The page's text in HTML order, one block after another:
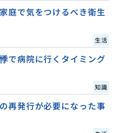
庭で気をつけるべき衛生
生活
で病院に行くタイミング
知識
再発行が必要になった事